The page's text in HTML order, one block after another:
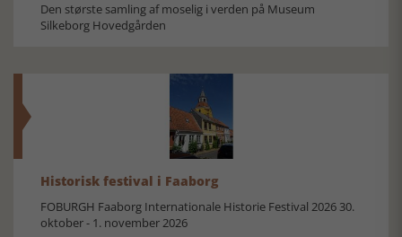
Den største samling af moselig i verden på Museum
Silkeborg Hovedgården
Historisk festival i Faaborg
FOBURGH Faaborg Internationale Historie Festival 2026 30.
oktober - 1. november 2026